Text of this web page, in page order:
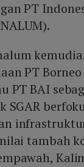
PT
PT
PT BAI
SGAR
tambah